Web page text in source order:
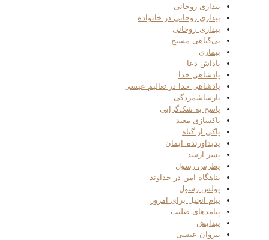
بیداری روحانی
بیداری روحانی در خانواده
بیداری_روحانی
بی‌گناهی مسیح
بیماری
پاداش دعا
پادشاهی خدا
پادشاهی خدا در تعالیم عیسی
پارساشمردگی
پاسخ به شک‌گرایی
پاکسازی معبد
پاکی از گناه
پدیدآورنده_ایمان
پسر ارشد
پطرس رسول
پناهگاه امن در خداوند
پولس رسول
پیام انجیل برای امروز
پیامدهای صلیب
پیدایش
پیروان عیسی